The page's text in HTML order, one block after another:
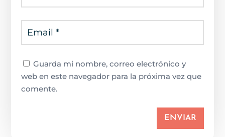
Guarda mi nombre, correo electrónico y
web en este navegador para la próxima vez que
comente.
ENVIAR